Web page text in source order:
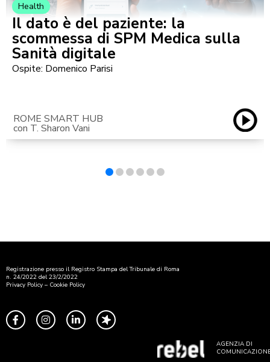
Health
Il dato è del paziente: la
scommessa di SPM Medica sulla
Sanità digitale
Ospite: Domenico Parisi
ROME SMART HUB
con T. Sharon Vani
Registrazione presso il Registro Stampa del Tribunale di Roma
n. 24/2022 del 23/2/2022
Privacy Policy – Cookie Policy
AGENZIA DI